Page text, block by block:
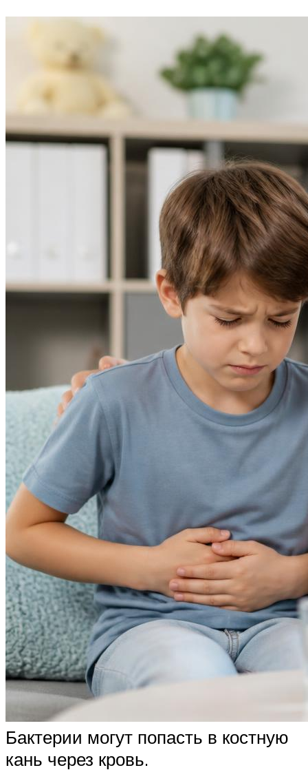
Бактерии могут попасть в костную
кань через кровь.